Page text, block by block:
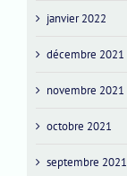
janvier 2022
décembre 2021
novembre 2021
octobre 2021
septembre 2021